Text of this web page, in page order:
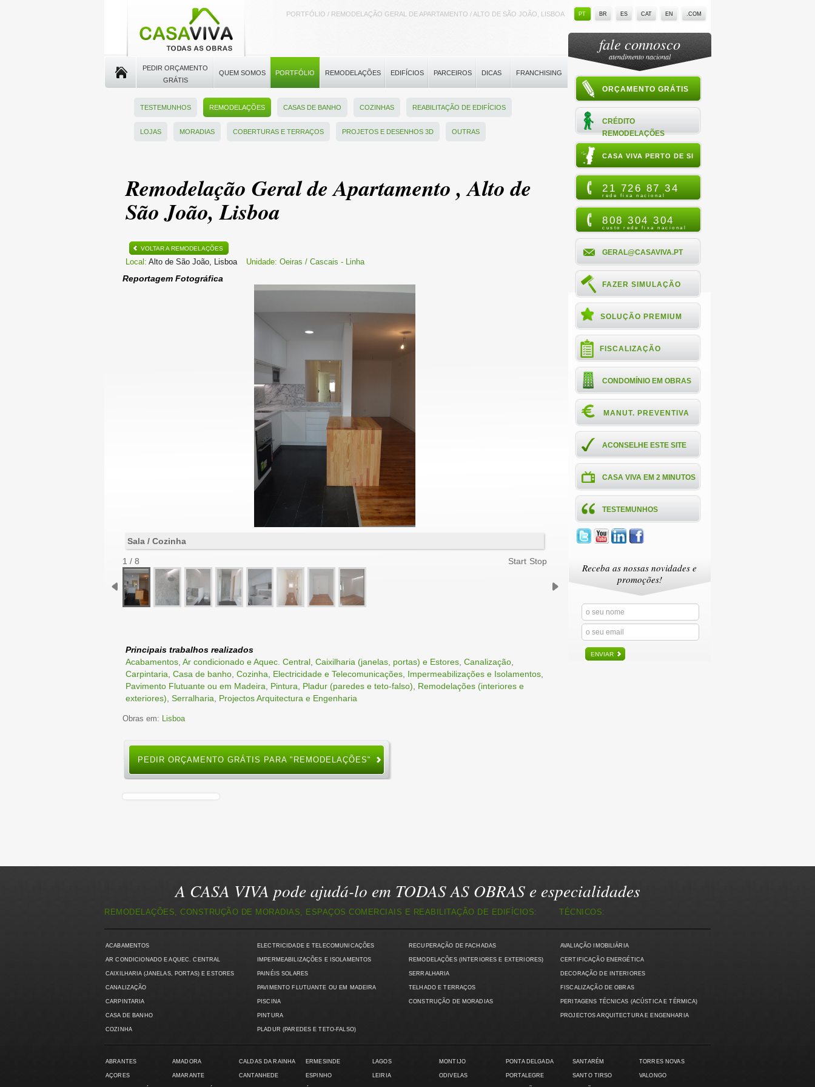
PORTFÓLIO / REMODELAÇÃO GERAL DE APARTAMENTO / ALTO DE SÃO JOÃO, LISBOA PT BR ES CAT EN .COM
PEDIR ORÇAMENTO
GRÁTIS
QUEM SOMOS PORTFÓLIO REMODELAÇÕES EDIFÍCIOS PARCEIROS DICAS FRANCHISING
TESTEMUNHOS REMODELAÇÕES CASAS DE BANHO COZINHAS REABILITAÇÃO DE EDIFÍCIOS
LOJAS MORADIAS COBERTURAS E TERRAÇOS PROJETOS E DESENHOS 3D OUTRAS
Remodelação Geral de Apartamento , Alto de
São João, Lisboa
VOLTAR A REMODELAÇÕES
Local: Alto de São João, Lisboa Unidade: Oeiras / Cascais - Linha
Reportagem Fotográfica
Sala / Cozinha
1 / 8 Start Stop
Principais trabalhos realizados
Acabamentos Ar condicionado e Aquec. Central Caixilharia (janelas, portas) e Estores Canalização
Carpintaria Casa de banho Cozinha Electricidade e Telecomunicações Impermeabilizações e Isolamentos
Pavimento Flutuante ou em Madeira
Pintura Pladur (paredes e teto-falso)
Remodelações (interiores e
exteriores) Serralharia Projectos Arquitectura e Engenharia
Obras em: Lisboa
PEDIR ORÇAMENTO GRÁTIS PARA "REMODELAÇÕES"
fale connosco
atendimento nacional
ORÇAMENTO GRÁTIS
CRÉDITO
REMODELAÇÕES
CASA VIVA PERTO DE SI
21 726 87 34
rede fixa nacional
808 304 304
custo rede fixa nacional
GERAL@CASAVIVA.PT
FAZER SIMULAÇÃO
SOLUÇÃO PREMIUM
FISCALIZAÇÃO
CONDOMÍNIO EM OBRAS
MANUT. PREVENTIVA
ACONSELHE ESTE SITE
CASA VIVA EM 2 MINUTOS
TESTEMUNHOS
Receba as nossas novidades e
promoções!
ENVIAR
A CASA VIVA pode ajudá-lo em TODAS AS OBRAS e especialidades
REMODELAÇÕES, CONSTRUÇÃO DE MORADIAS, ESPAÇOS COMERCIAIS E REABILITAÇÃO DE EDIFÍCIOS: TÉCNICOS:
ACABAMENTOS
AR CONDICIONADO E AQUEC. CENTRAL
CAIXILHARIA (JANELAS, PORTAS) E ESTORES
CANALIZAÇÃO
CARPINTARIA
CASA DE BANHO
COZINHA
ELECTRICIDADE E TELECOMUNICAÇÕES
IMPERMEABILIZAÇÕES E ISOLAMENTOS
PAINÉIS SOLARES
PAVIMENTO FLUTUANTE OU EM MADEIRA
PISCINA
PINTURA
PLADUR (PAREDES E TETO-FALSO)
RECUPERAÇÃO DE FACHADAS
REMODELAÇÕES (INTERIORES E EXTERIORES)
SERRALHARIA
TELHADO E TERRAÇOS
CONSTRUÇÃO DE MORADIAS
AVALIAÇÃO IMOBILIÁRIA
CERTIFICAÇÃO ENERGÉTICA
DECORAÇÃO DE INTERIORES
FISCALIZAÇÃO DE OBRAS
PERITAGENS TÉCNICAS (ACÚSTICA E TÉRMICA)
PROJECTOS ARQUITECTURA E ENGENHARIA
ABRANTES
AÇORES
AMADORA
AMARANTE
CALDAS DA RAINHA
CANTANHEDE
ERMESINDE
ESPINHO
LAGOS
LEIRIA
MONTIJO
ODIVELAS
PONTA DELGADA
PORTALEGRE
SANTARÉM
SANTO TIRSO
TORRES NOVAS
VALONGO